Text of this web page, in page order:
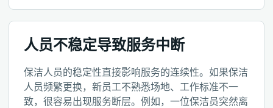
人员不稳定导致服务中断
保洁人员的稳定性直接影响服务的连续性。如果保洁
人员频繁更换，新员工不熟悉场地、工作标准不一
致，很容易出现服务断层。例如，一位保洁员突然离